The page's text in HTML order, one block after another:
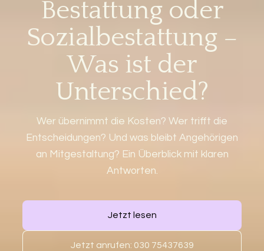
Bestattung oder
Sozialbestattung –
Was ist der
Unterschied?
Wer übernimmt die Kosten? Wer trifft die
Entscheidungen? Und was bleibt Angehörigen
an Mitgestaltung? Ein Überblick mit klaren
Antworten.
Jetzt lesen
Jetzt anrufen: 030 75437639